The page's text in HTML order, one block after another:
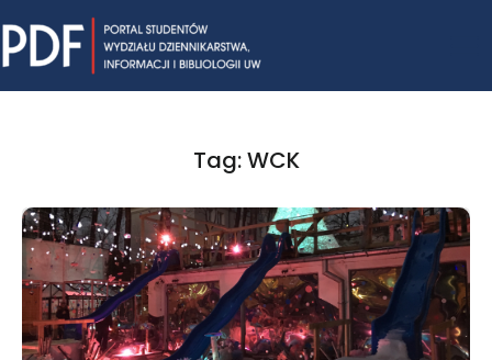
to
content
Tag: WCK